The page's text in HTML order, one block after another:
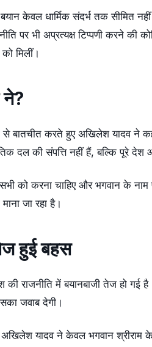
केवल धार्मिक संदर्भ तक सीमित
पर भी अप्रत्यक्ष टिप्पणी करने
मिलीं।
ने?
से बातचीत करते हुए अखिलेश यादव ने
दल की संपत्ति नहीं हैं, बल्कि पूरे
को करना चाहिए और भगवान के
जा रहा है।
हुई बहस
राजनीति में बयानबाजी तेज हो
जवाब देगी।
अखिलेश यादव ने केवल भगवान श्रीराम